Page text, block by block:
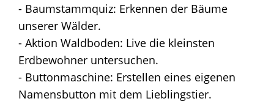
- Baumstammquiz: Erkennen der Bäume
unserer Wälder.
- Aktion Waldboden: Live die kleinsten
Erdbewohner untersuchen.
- Buttonmaschine: Erstellen eines eigenen
Namensbutton mit dem Lieblingstier.